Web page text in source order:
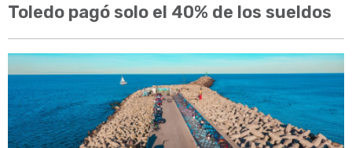
Toledo pagó solo el 40% de los sueldos